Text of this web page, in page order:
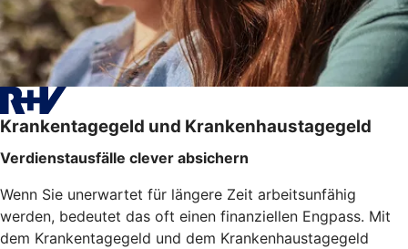
Krankentagegeld und Krankenhaustagegeld
Verdienstausfälle clever absichern
Wenn Sie unerwartet für längere Zeit arbeitsunfähig
werden, bedeutet das oft einen finanziellen Engpass. Mit
dem Krankentagegeld und dem Krankenhaustagegeld